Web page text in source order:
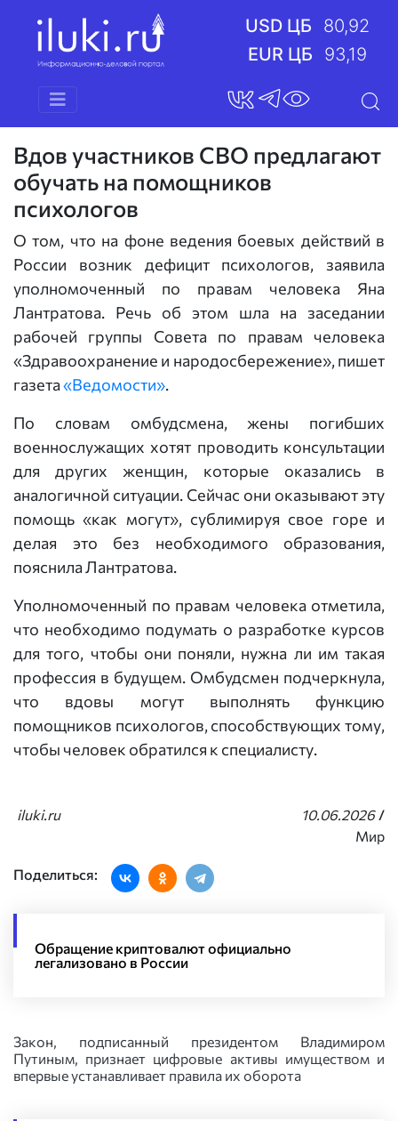
USD ЦБ
80,92
EUR ЦБ
93,19
Вдов участников СВО предлагают
обучать на помощников
психологов
О том, что на фоне ведения боевых действий в
России возник дефицит психологов, заявила
уполномоченный по правам человека Яна
Лантратова. Речь об этом шла на заседании
рабочей группы Совета по правам человека
«Здравоохранение и народосбережение», пишет
газета«Ведомости».
По словам омбудсмена, жены погибших
военнослужащих хотят проводить консультации
для других женщин, которые оказались в
аналогичной ситуации. Сейчас они оказывают эту
помощь «как могут», сублимируя свое горе и
делая это без необходимого образования,
пояснила Лантратова.
Уполномоченный по правам человека отметила,
что необходимо подумать о разработке курсов
для того, чтобы они поняли, нужна ли им такая
профессия в будущем. Омбудсмен подчеркнула,
что вдовы могут выполнять функцию
помощников психологов, способствующих тому,
чтобы человек обратился к специалисту.
iluki.ru 10.06.2026 /
Мир
Поделиться:
Обращение криптовалют официально
легализовано в России
Закон, подписанный президентом Владимиром
Путиным, признает цифровые активы имуществом и
впервые устанавливает правила их оборота